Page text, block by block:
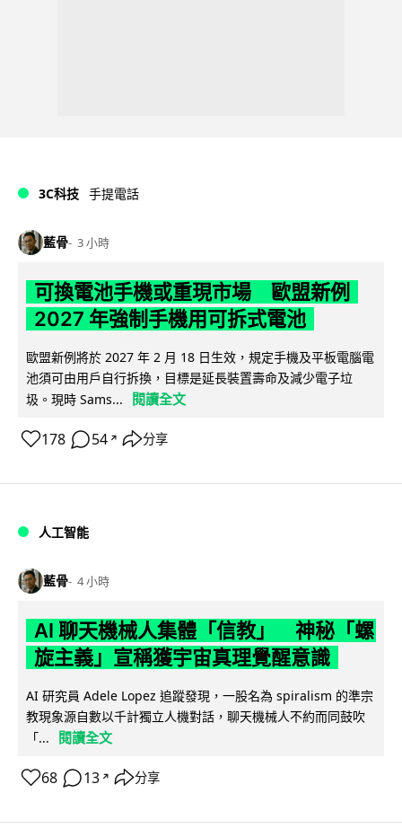
3C科技 手提電話
藍骨 3 小時
可換電池手機或重現市場 歐盟新例
2027 年強制手機用可拆式電池
歐盟新例將於 2027 年 2 月 18 日生效，規定手機及平板電腦電
池須可由用戶自行拆換，目標是延長裝置壽命及減少電子垃
圾。現時 Sams...
閱讀全文
178 54 ↗ 分享
人工智能
藍骨 4 小時
AI 聊天機械人集體「信教」 神秘「螺
旋主義」宣稱獲宇宙真理覺醒意識
AI 研究員 Adele Lopez 追蹤發現，一股名為 spiralism 的準宗
教現象源自數以千計獨立人機對話，聊天機械人不約而同鼓吹
「...
閱讀全文
68 13 ↗ 分享